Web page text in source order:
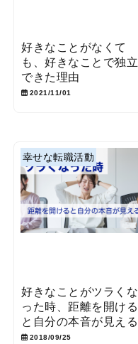
好きなことがなくて
も、好きなことで独立
できた理由
2021/11/01
幸せな転職活動
好きなことがツラくな
った時、距離を開ける
と自分の本音が見える
2018/09/25